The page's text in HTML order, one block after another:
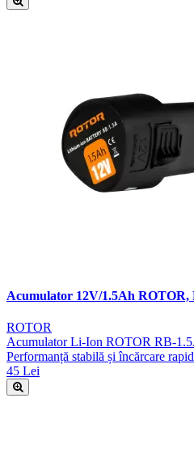
Acumulator 12V/1.5Ah ROTOR,
ROTOR
Acumulator Li-Ion ROTOR RB-
Performanță stabilă și încărcare
45 Lei